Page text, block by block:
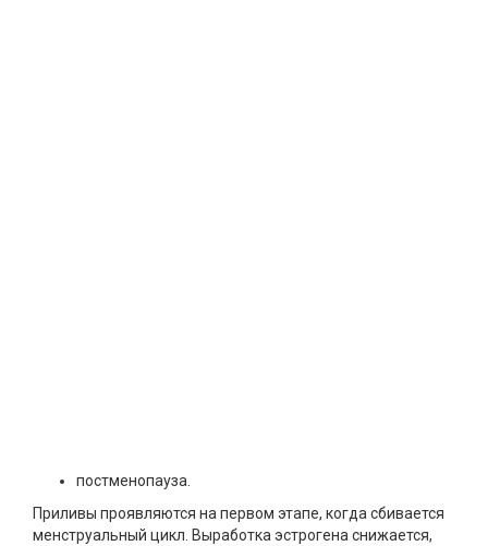
постменопауза.
Приливы проявляются на первом этапе, когда сбивается
менструальный цикл. Выработка эстрогена снижается,